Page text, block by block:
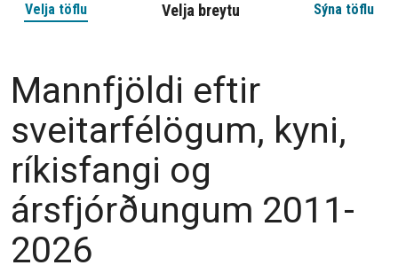
Velja töflu Velja breytu Sýna töflu
Mannfjöldi eftir
sveitarfélögum, kyni,
ríkisfangi og
ársfjórðungum 2011-
2026